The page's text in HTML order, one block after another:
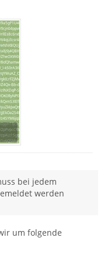
bei jedem
werden
um folgende